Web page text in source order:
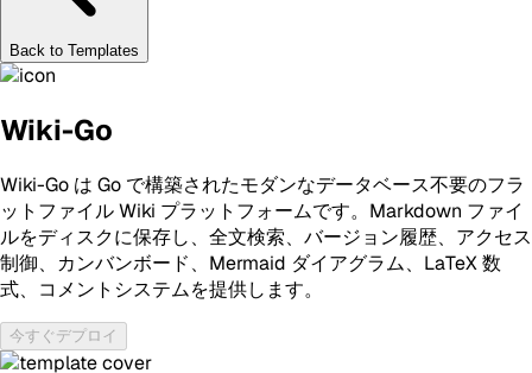
Back to Templates
Wiki-Go
Wiki-Go は Go で構築されたモダンなデータベース不要のフラ
ットファイル Wiki プラットフォームです。Markdown ファイ
ルをディスクに保存し、全文検索、バージョン履歴、アクセス
制御、カンバンボード、Mermaid ダイアグラム、LaTeX 数
式、コメントシステムを提供します。
今すぐデプロイ